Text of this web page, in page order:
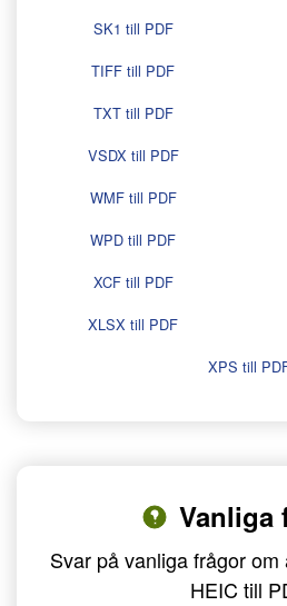
SK1 till PDF
TIFF till PDF
TXT till PDF
VSDX till PDF
WMF till PDF
WPD till PDF
XCF till PDF
XLSX till PDF
XPS till
Vanliga
Svar på vanliga frågor
HEIC till